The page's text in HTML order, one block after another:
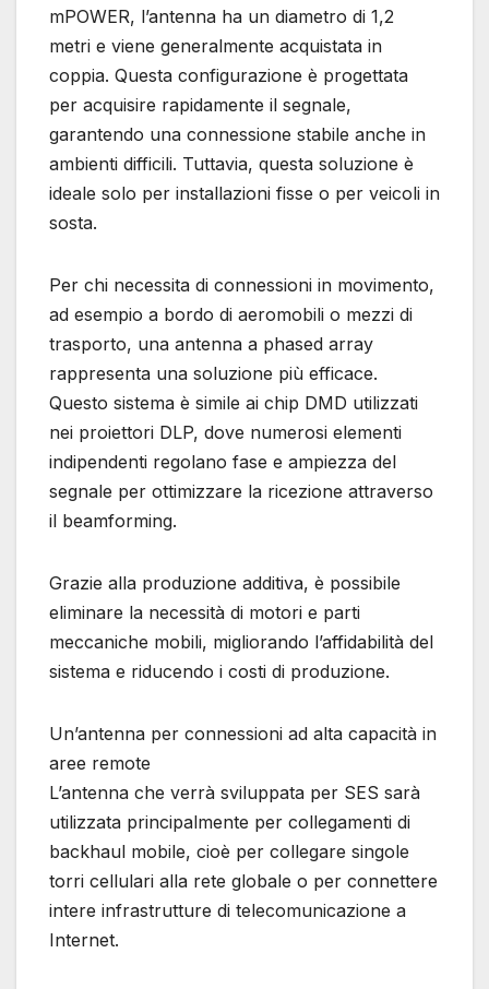
mPOWER, l’antenna ha un diametro di 1,2
metri e viene generalmente acquistata in
coppia. Questa configurazione è progettata
per acquisire rapidamente il segnale,
garantendo una connessione stabile anche in
ambienti difficili. Tuttavia, questa soluzione è
ideale solo per installazioni fisse o per veicoli in
sosta.
Per chi necessita di connessioni in movimento,
ad esempio a bordo di aeromobili o mezzi di
trasporto, una antenna a phased array
rappresenta una soluzione più efficace.
Questo sistema è simile ai chip DMD utilizzati
nei proiettori DLP, dove numerosi elementi
indipendenti regolano fase e ampiezza del
segnale per ottimizzare la ricezione attraverso
il beamforming.
Grazie alla produzione additiva, è possibile
eliminare la necessità di motori e parti
meccaniche mobili, migliorando l’affidabilità del
sistema e riducendo i costi di produzione.
Un’antenna per connessioni ad alta capacità in
aree remote
L’antenna che verrà sviluppata per SES sarà
utilizzata principalmente per collegamenti di
backhaul mobile, cioè per collegare singole
torri cellulari alla rete globale o per connettere
intere infrastrutture di telecomunicazione a
Internet.